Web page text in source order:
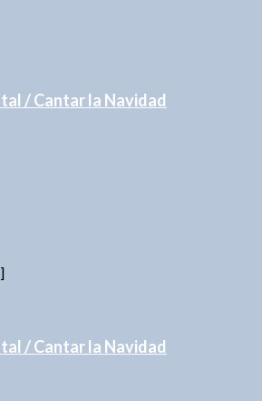
/ Cantar la Navidad
/ Cantar la Navidad